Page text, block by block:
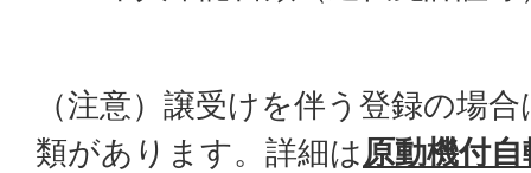
（注意）譲受けを伴う登録の場
類があります。詳細は原動機付